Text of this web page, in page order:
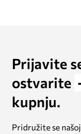
Prijavite
ostvarite
kupnju.
Pridružite se